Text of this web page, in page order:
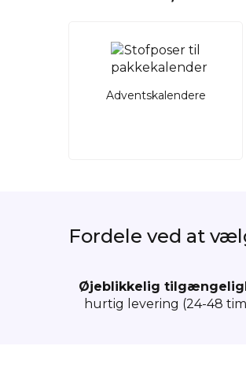
Adventskalendere
Fordele ved at
Øjeblikkelig
hurtig levering (24-48